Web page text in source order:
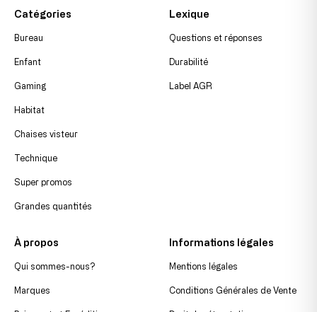
Catégories
Bureau
Enfant
Gaming
Habitat
Chaises visteur
Technique
Super promos
Grandes quantités
Lexique
Questions et réponses
Durabilité
Label AGR
À propos
Qui sommes-nous?
Marques
Informations légales
Mentions légales
Conditions Générales de Vente